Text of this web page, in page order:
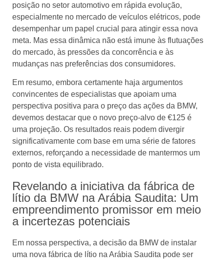
posição no setor automotivo em rápida evolução,
especialmente no mercado de veículos elétricos, pode
desempenhar um papel crucial para atingir essa nova
meta. Mas essa dinâmica não está imune às flutuações
do mercado, às pressões da concorrência e às
mudanças nas preferências dos consumidores.
Em resumo, embora certamente haja argumentos
convincentes de especialistas que apoiam uma
perspectiva positiva para o preço das ações da BMW,
devemos destacar que o novo preço-alvo de €125 é
uma projeção. Os resultados reais podem divergir
significativamente com base em uma série de fatores
externos, reforçando a necessidade de mantermos um
ponto de vista equilibrado.
Revelando a iniciativa da fábrica de
lítio da BMW na Arábia Saudita: Um
empreendimento promissor em meio
a incertezas potenciais
Em nossa perspectiva, a decisão da BMW de instalar
uma nova fábrica de lítio na Arábia Saudita pode ser